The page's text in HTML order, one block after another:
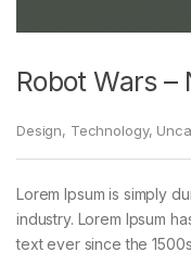
Robot Wars –
Design, Technology,
Lorem Ipsum is simply
industry. Lorem Ipsum
text ever since the